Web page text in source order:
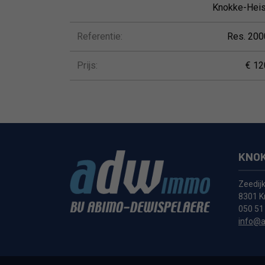
Knokke-
Referentie: Res.
Prijs: €
8301
050